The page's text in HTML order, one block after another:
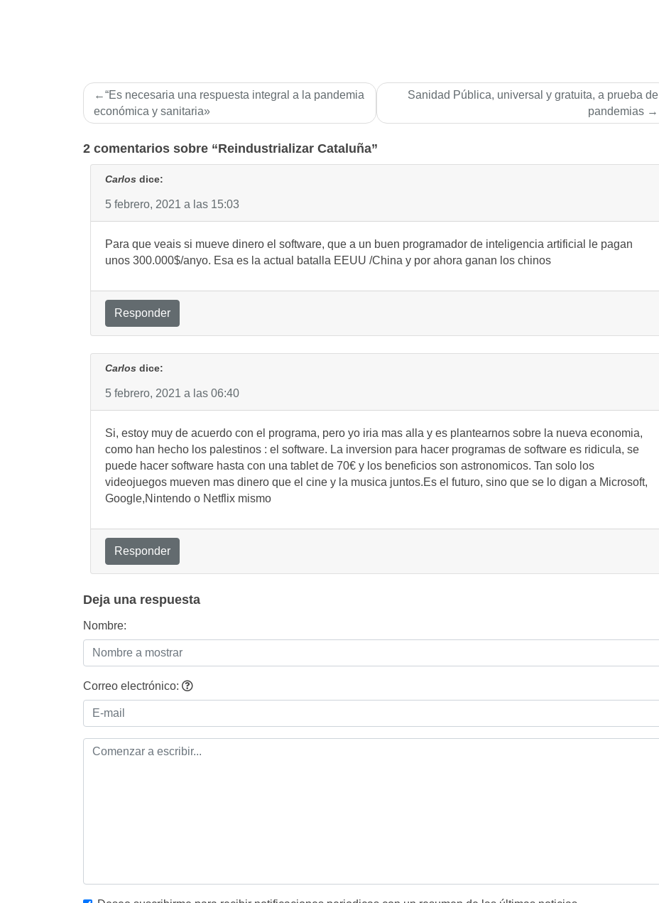
Navegación
de
“Es necesaria una respuesta integral a la pandemia
económica y sanitaria»
Sanidad Pública, universal y gratuita, a prueba de
pandemias
2 comentarios sobre “Reindustrializar Cataluña”
Carlos dice:
5 febrero, 2021 a las 15:03
Para que veais si mueve dinero el software, que a un buen programador de inteligencia artificial le pagan
unos 300.000$/anyo. Esa es la actual batalla EEUU /China y por ahora ganan los chinos
Responder
Carlos dice:
5 febrero, 2021 a las 06:40
Si, estoy muy de acuerdo con el programa, pero yo iria mas alla y es plantearnos sobre la nueva economia,
como han hecho los palestinos : el software. La inversion para hacer programas de software es ridicula, se
puede hacer software hasta con una tablet de 70€ y los beneficios son astronomicos. Tan solo los
videojuegos mueven mas dinero que el cine y la musica juntos.Es el futuro, sino que se lo digan a Microsoft,
Google,Nintendo o Netflix mismo
Responder
Deja una respuesta
Nombre:
Correo electrónico: